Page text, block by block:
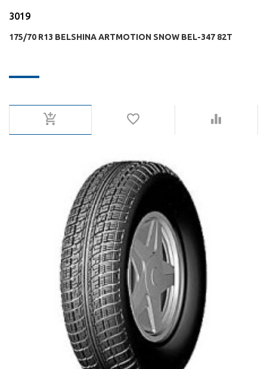
3019
175/70 R13 BELSHINA ARTMOTION SNOW BEL-347 82T